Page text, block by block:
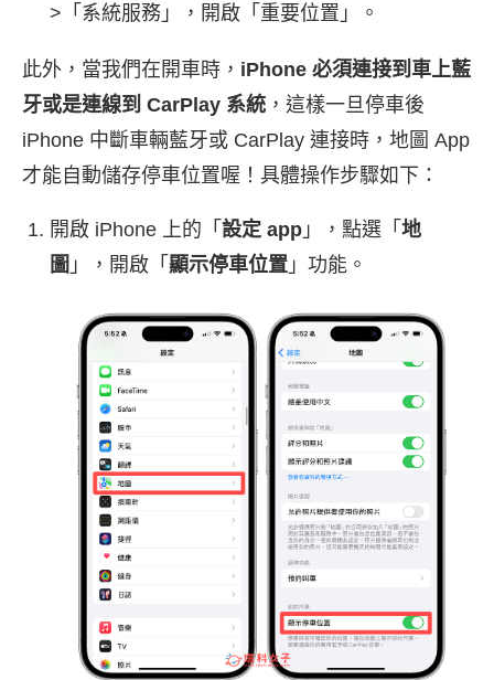
>「系統服務」，開啟「重要位置」。
此外，當我們在開車時， iPhone 必須連接到車上藍
牙或是連線到 CarPlay 系統 ，這樣一旦停車後
iPhone 中斷車輛藍牙或 CarPlay 連接時，地圖 App
才能自動儲存停車位置喔！具體操作步驟如下：
開啟 iPhone 上的「 設定 app 」，點選「 地
圖 」，開啟「 顯示停車位置 」功能。